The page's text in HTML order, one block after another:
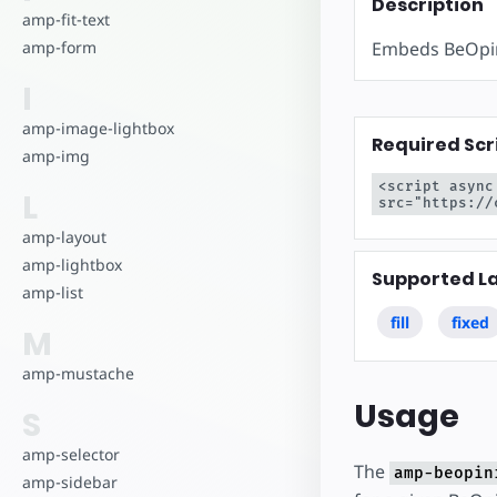
amp-fit-text
amp-form
amp-image-lightbox
amp-img
amp-layout
amp-lightbox
amp-list
M
amp-mustache
S
amp-selector
amp-sidebar
Embeds
Required
<script async
src="https://
Supported
fill fixed
Usage
The amp-